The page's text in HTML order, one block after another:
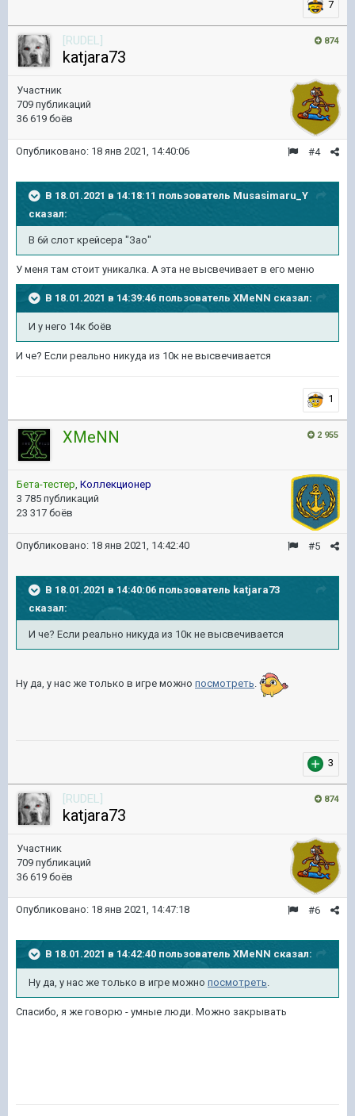
7
874
[RUDEL]
katjara73
Участник
709 публикаций
36 619 боёв
#4
Опубликовано: 18 янв 2021, 14:40:06
В 18.01.2021 в 14:18:11 пользователь Musasimaru_Y
сказал:
В 6й слот крейсера "Зао"
У меня там стоит уникалка. А эта не высвечивает в его меню
В 18.01.2021 в 14:39:46 пользователь XMeNN сказал:
И у него 14к боёв
И че? Если реально никуда из 10к не высвечивается
1
2 955
XMeNN
Бета-тестер, Коллекционер
3 785 публикаций
23 317 боёв
#5
Опубликовано: 18 янв 2021, 14:42:40
В 18.01.2021 в 14:40:06 пользователь katjara73
сказал:
И че? Если реально никуда из 10к не высвечивается
Ну да, у нас же только в игре можно посмотреть.
3
874
[RUDEL]
katjara73
Участник
709 публикаций
36 619 боёв
#6
Опубликовано: 18 янв 2021, 14:47:18
В 18.01.2021 в 14:42:40 пользователь XMeNN сказал:
Ну да, у нас же только в игре можно посмотреть.
Спасибо, я же говорю - умные люди. Можно закрывать